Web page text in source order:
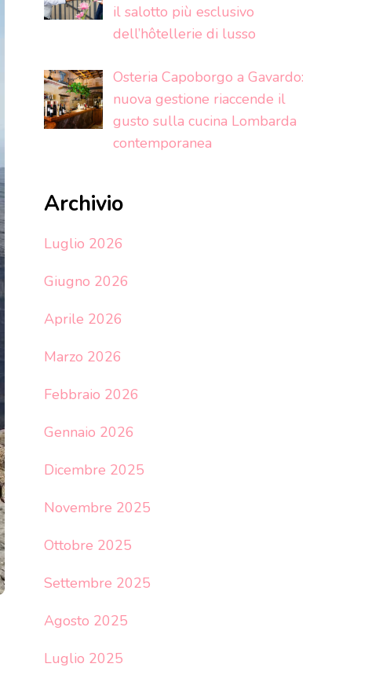
il salotto più esclusivo
dell’hôtellerie di lusso
Osteria Capoborgo a Gavardo:
nuova gestione riaccende il
gusto sulla cucina Lombarda
contemporanea
Archivio
Luglio 2026
Giugno 2026
Aprile 2026
Marzo 2026
Febbraio 2026
Gennaio 2026
Dicembre 2025
Novembre 2025
Ottobre 2025
Settembre 2025
Agosto 2025
Luglio 2025